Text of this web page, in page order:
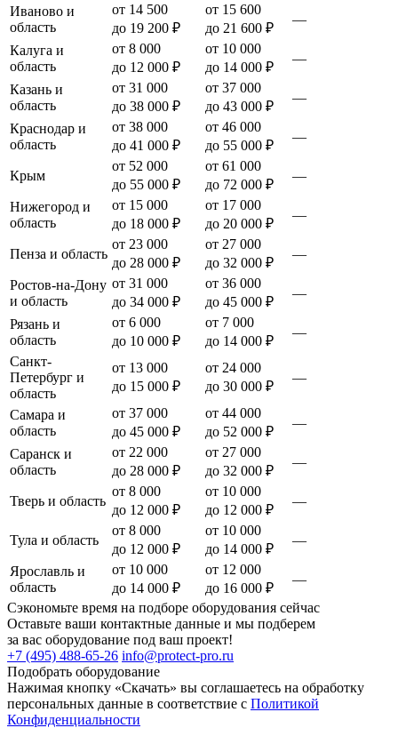
Иваново и
область
от 14 500
до 19 200 ₽
от 15 600
до 21 600 ₽
—
Калуга и
область
от 8 000
до 12 000 ₽
от 10 000
до 14 000 ₽
—
Казань и
область
от 31 000
до 38 000 ₽
от 37 000
до 43 000 ₽
—
Краснодар и
область
от 38 000
до 41 000 ₽
от 46 000
до 55 000 ₽
—
Крым
от 52 000
до 55 000 ₽
от 61 000
до 72 000 ₽
—
Нижегород и
область
от 15 000
до 18 000 ₽
от 17 000
до 20 000 ₽
—
Пенза и область
от 23 000
до 28 000 ₽
от 27 000
до 32 000 ₽
—
Ростов-на-Дону
и область
от 31 000
до 34 000 ₽
от 36 000
до 45 000 ₽
—
Рязань и
область
от 6 000
до 10 000 ₽
от 7 000
до 14 000 ₽
—
Санкт-
Петербург и
область
от 13 000
до 15 000 ₽
от 24 000
до 30 000 ₽
—
Самара и
область
от 37 000
до 45 000 ₽
от 44 000
до 52 000 ₽
—
Саранск и
область
от 22 000
до 28 000 ₽
от 27 000
до 32 000 ₽
—
Тверь и область
от 8 000
до 12 000 ₽
от 10 000
до 12 000 ₽
—
Тула и область
от 8 000
до 12 000 ₽
от 10 000
до 14 000 ₽
—
Ярославль и
область
от 10 000
до 14 000 ₽
от 12 000
до 16 000 ₽
—
Сэкономьте время на подборе оборудования сейчас
Оставьте ваши контактные данные и мы подберем
за вас оборудование под ваш проект!
+7 (495) 488-65-26 info@protect-pro.ru
Подобрать оборудование
Нажимая кнопку «Скачать» вы соглашаетесь на обработку
персональных данные в соответствие с Политикой
Конфиденциальности